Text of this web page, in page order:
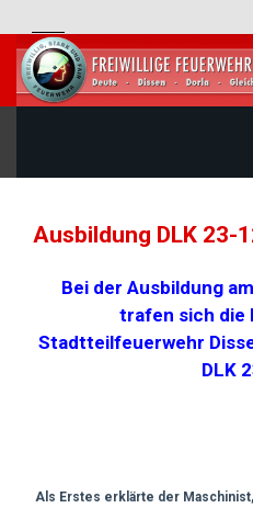
Ausbildung DLK 23-
Bei der Ausbildung
trafen sich die
Stadtteilfeuerwehr
DLK
Als Erstes erklärte der